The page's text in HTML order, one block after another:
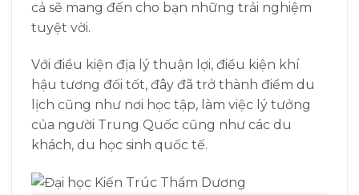
cả sẽ mang đến cho bạn những trải nghiệm
tuyệt vời.
Với điều kiện địa lý thuận lợi, điều kiện khí
hậu tương đối tốt, đây đã trở thành điểm du
lịch cũng như nơi học tập, làm việc lý tưởng
của người Trung Quốc cũng như các du
khách, du học sinh quốc tế.